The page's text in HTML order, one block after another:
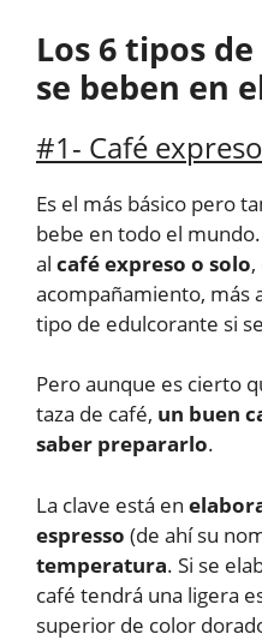
Los 6 tipos
se beben en
#1- Café
Es el más básico pero
bebe en todo el
al café expreso o solo
acompañamiento, más
tipo de edulcorante si
Pero aunque es cierto
taza de café, un buen
saber prepararlo.
La clave está en
espresso (de ahí su
temperatura. Si se
café tendrá una ligera
superior de color